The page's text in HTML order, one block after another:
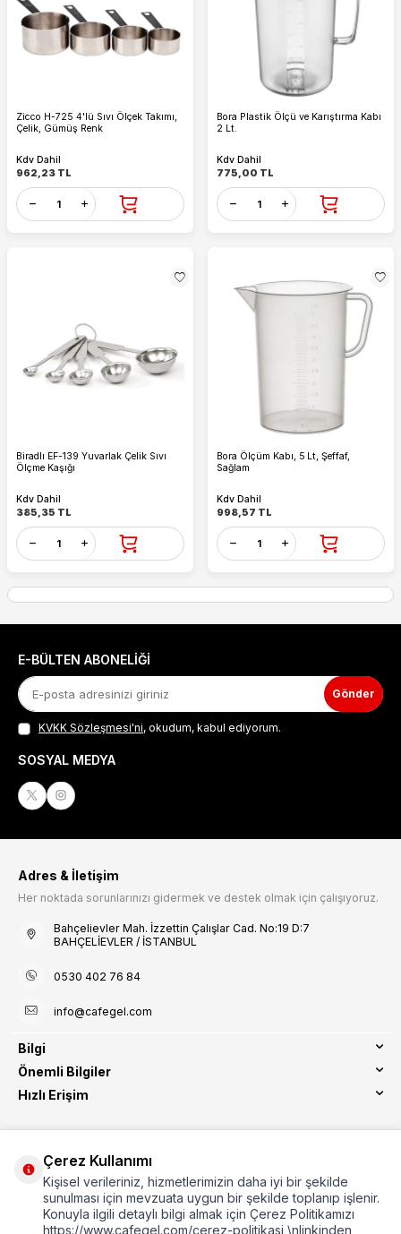
Zicco H-725 4'lü Sıvı Ölçek Takımı,
Çelik, Gümüş Renk
Kdv Dahil
962,23 TL
Bora Plastik Ölçü ve Karıştırma Kabı
2 Lt.
Kdv Dahil
775,00 TL
Biradlı EF-139 Yuvarlak Çelik Sıvı
Ölçme Kaşığı
Kdv Dahil
385,35 TL
Bora Ölçüm Kabı, 5 Lt, Şeffaf,
Sağlam
Kdv Dahil
998,57 TL
E-BÜLTEN ABONELIĞI
Gönder
KVKK Sözleşmesi'ni, okudum, kabul ediyorum.
SOSYAL MEDYA
Adres & İletişim
Her noktada sorunlarınızı gidermek ve destek olmak için çalışıyoruz.
Bahçelievler Mah. İzzettin Çalışlar Cad. No:19 D:7
BAHÇELİEVLER / İSTANBUL
0530 402 76 84
info@cafegel.com
Bilgi
Önemli Bilgiler
Hızlı Erişim
Etbis Kayıtlıdır
Çerez Kullanımı
Kişisel verileriniz, hizmetlerimizin daha iyi bir şekilde
sunulması için mevzuata uygun bir şekilde toplanıp işlenir.
Konuyla ilgili detaylı bilgi almak için Çerez Politikamızı
https://www.cafegel.com/cerez-politikasi \nlinkinden